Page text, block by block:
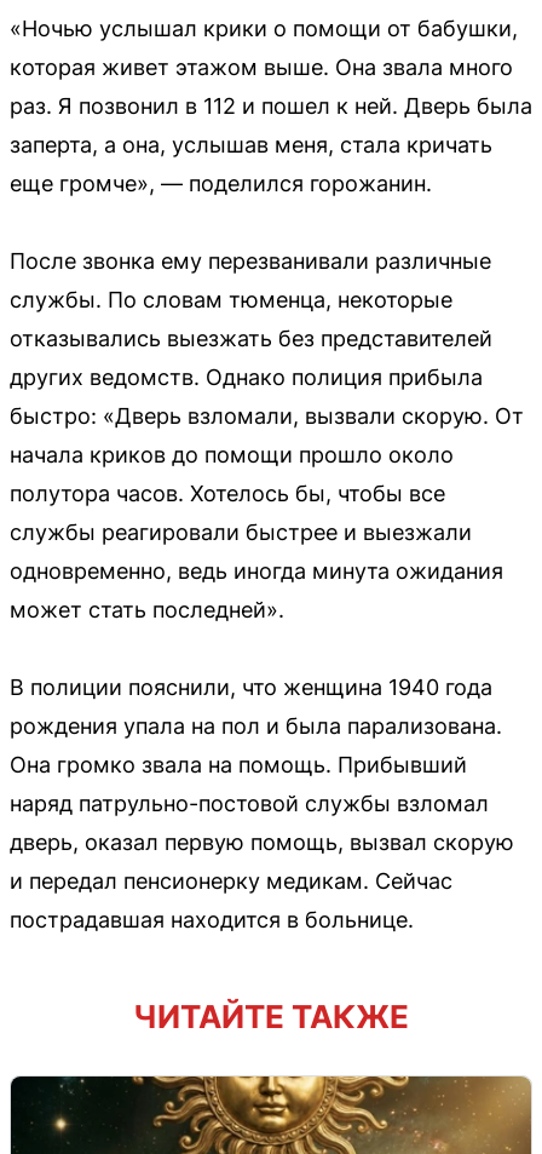
«Ночью услышал крики о помощи от бабушки,
которая живет этажом выше. Она звала много
раз. Я позвонил в 112 и пошел к ней. Дверь была
заперта, а она, услышав меня, стала кричать
еще громче», — поделился горожанин.
После звонка ему перезванивали различные
службы. По словам тюменца, некоторые
отказывались выезжать без представителей
других ведомств. Однако полиция прибыла
быстро: «Дверь взломали, вызвали скорую. От
начала криков до помощи прошло около
полутора часов. Хотелось бы, чтобы все
службы реагировали быстрее и выезжали
одновременно, ведь иногда минута ожидания
может стать последней».
В полиции пояснили, что женщина 1940 года
рождения упала на пол и была парализована.
Она громко звала на помощь. Прибывший
наряд патрульно-постовой службы взломал
дверь, оказал первую помощь, вызвал скорую
и передал пенсионерку медикам. Сейчас
пострадавшая находится в больнице.
ЧИТАЙТЕ ТАКЖЕ